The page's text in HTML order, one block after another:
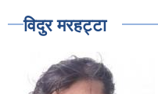
विदुर मरहट्टा